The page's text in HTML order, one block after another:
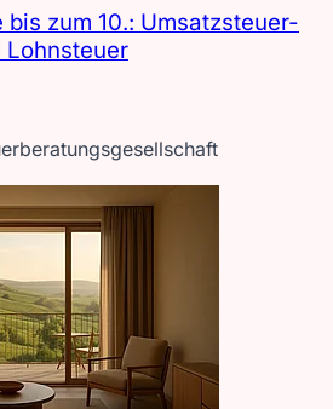
zum 10.: Umsatzsteuer-
Lohnsteuer